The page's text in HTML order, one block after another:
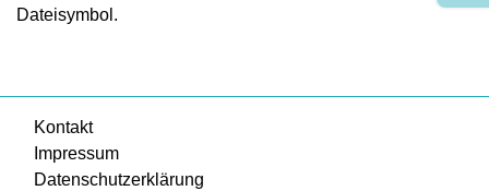
Dateisymbol.
Kontakt
Impressum
Datenschutzerklärung